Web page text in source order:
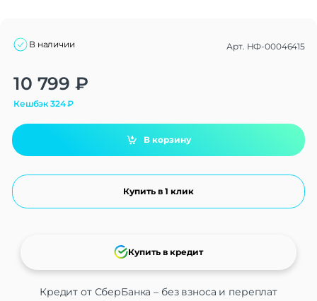
В наличии Арт. НФ-00046415
10 799 ₽
Кешбэк324₽
В корзину
Купить в 1 клик
Кредит от СберБанка – без взноса и переплат
Купить в кредит
Alternative: